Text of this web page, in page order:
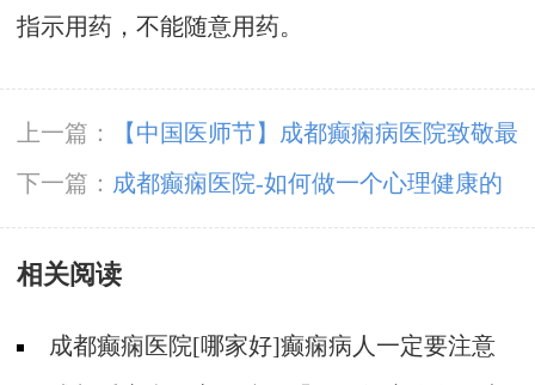
指示用药，不能随意用药。
上一篇：
【中国医师节】成都癫痫病医院致敬最
美“医”瞬间，祝所有平凡而伟大的医师们节日快
乐！
下一篇： 成都癫痫医院-如何做一个心理健康的
癫痫患者?
相关阅读
成都癫痫医院[哪家好]癫痫病人一定要注意